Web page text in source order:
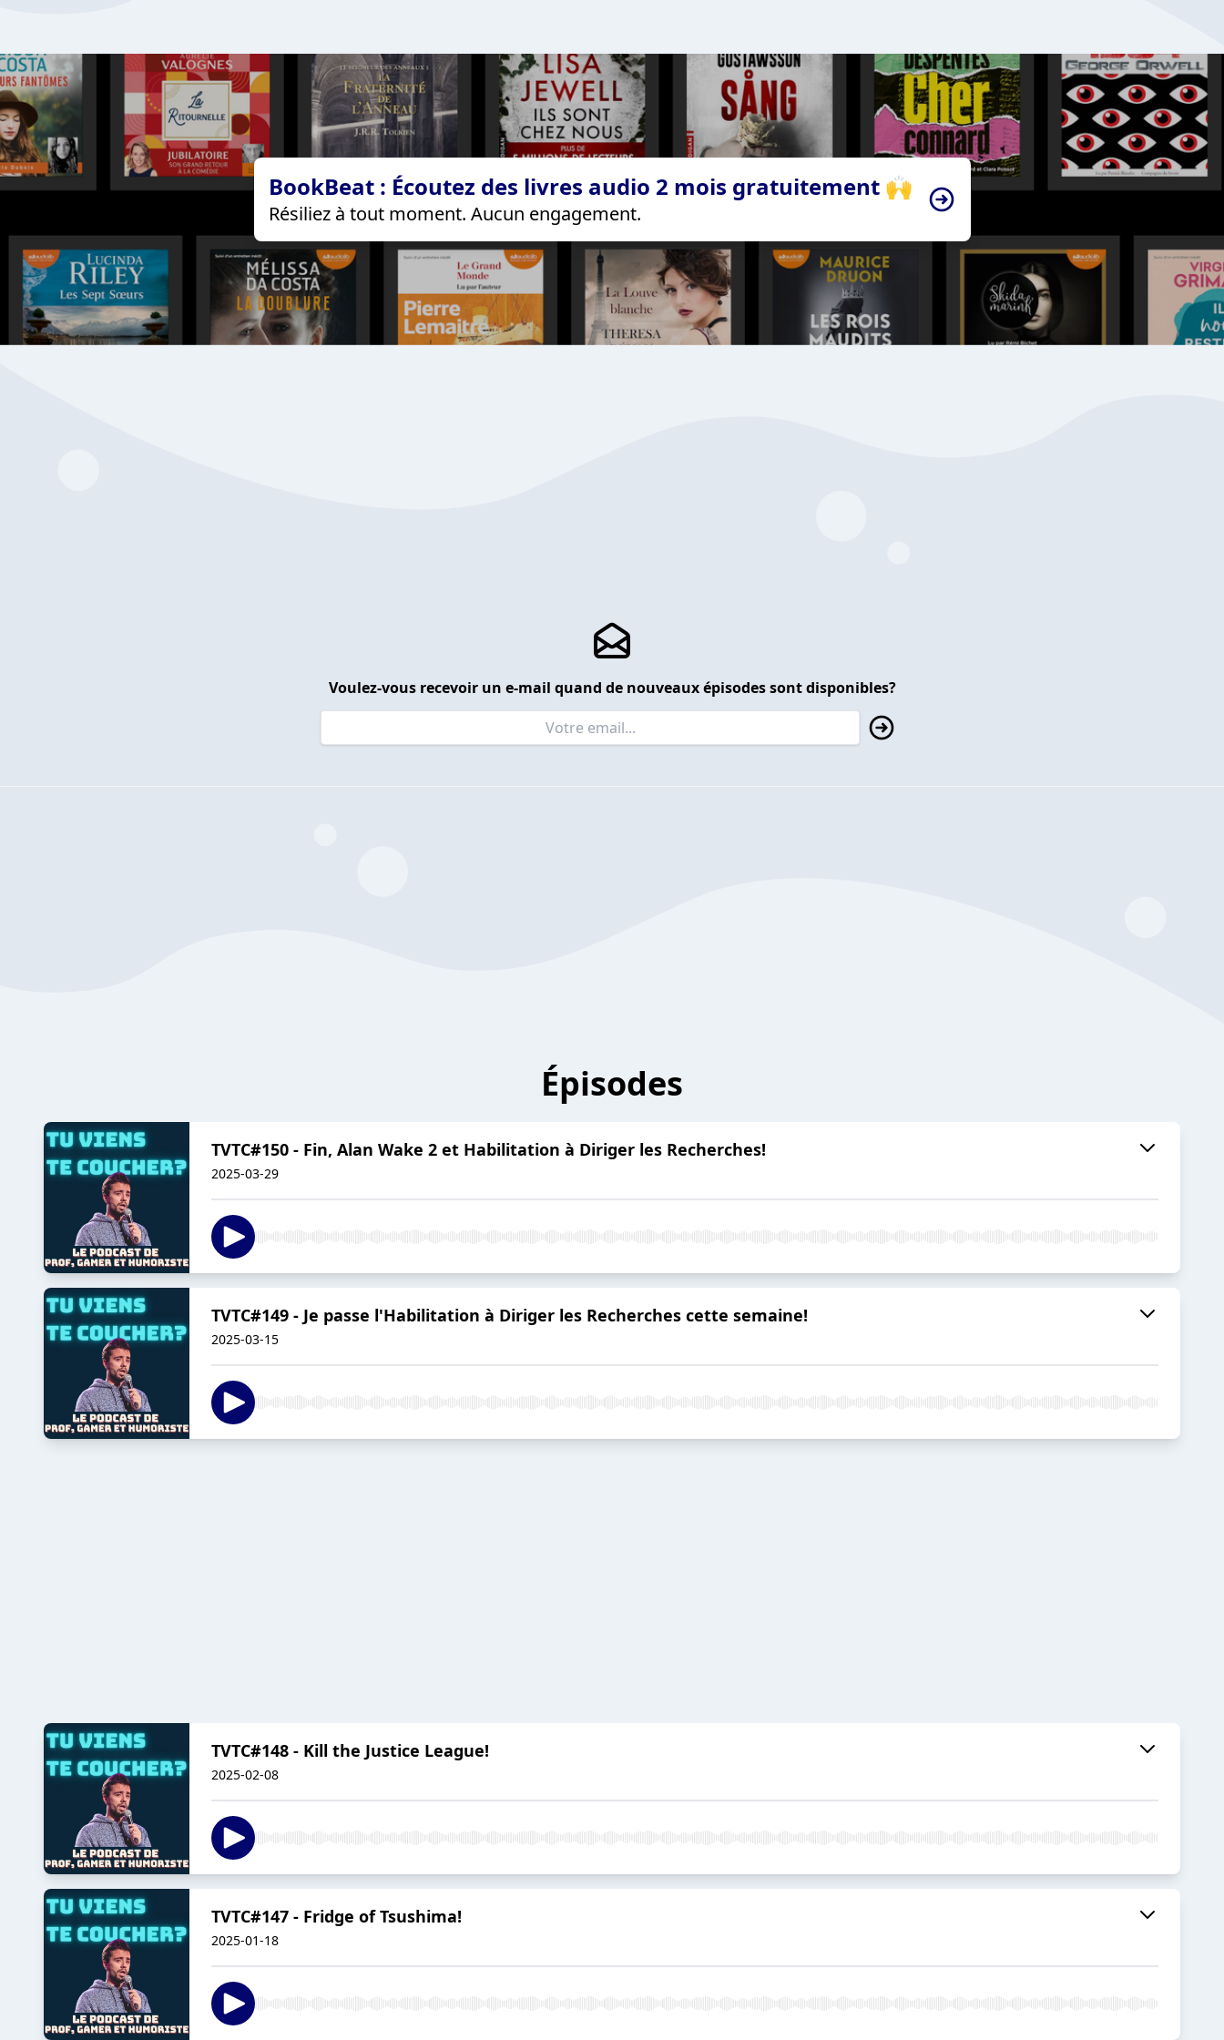
BookBeat : Écoutez des livres audio 2 mois gratuitement 🙌
Résiliez à tout moment. Aucun engagement.
Voulez-vous recevoir un e-mail quand de nouveaux épisodes sont disponibles?
Épisodes
TVTC#150 - Fin, Alan Wake 2 et Habilitation à Diriger les Recherches!
2025-03-29
TVTC#149 - Je passe l'Habilitation à Diriger les Recherches cette semaine!
2025-03-15
TVTC#148 - Kill the Justice League!
2025-02-08
TVTC#147 - Fridge of Tsushima!
2025-01-18